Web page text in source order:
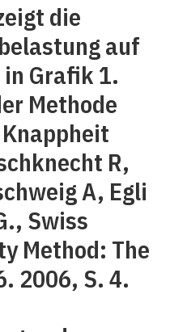
die
auf
Grafik 1.
Methode
R,
A, Egli
Swiss
Method: The
2006, S. 4.